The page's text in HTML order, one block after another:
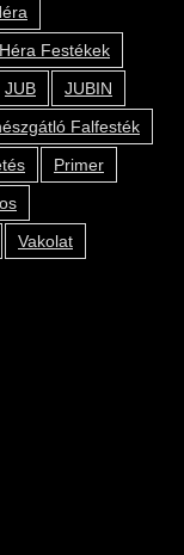
Héra Festékek
JUB
JUBIN
Falfesték
Primer
Vakolat